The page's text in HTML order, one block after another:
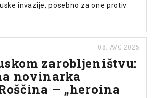
invazije, posebno za one protiv
08. AVG 2025.
zarobljeništvu:
novinarka
– „heroina